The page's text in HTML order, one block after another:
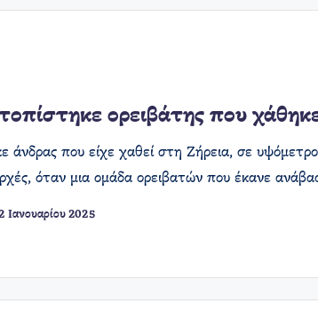
ορειβάτης που
άνδρας που είχε χαθεί στη Ζήρεια, σε
όταν μια ομάδα ορειβατών που έκανε
Ιανουαρίου 2025